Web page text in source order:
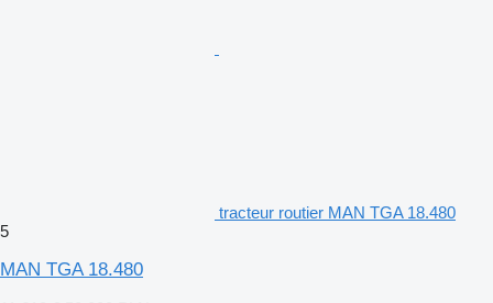
tracteur routier MAN TGA 18.480
5
MAN TGA 18.480